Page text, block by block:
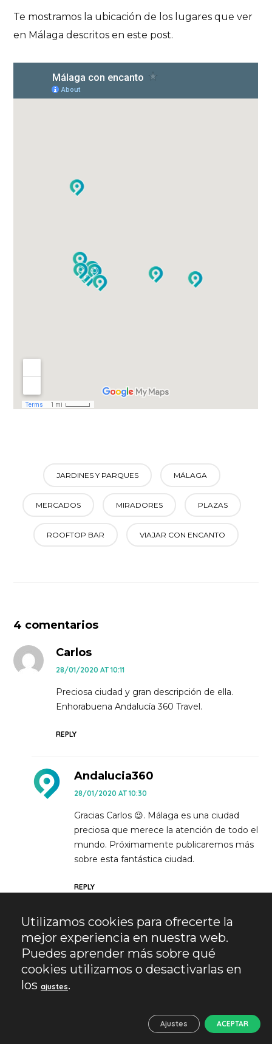
Te mostramos la ubicación de los lugares que ver
en Málaga descritos en este post.
JARDINES Y PARQUES MÁLAGA
MERCADOS MIRADORES PLAZAS
ROOFTOP BAR VIAJAR CON ENCANTO
4 comentarios
Carlos
28/01/2020 AT 10:11
Preciosa ciudad y gran descripción de ella.
Enhorabuena Andalucía 360 Travel.
REPLY
Andalucia360
28/01/2020 AT 10:30
Gracias Carlos 😉. Málaga es una ciudad
preciosa que merece la atención de todo el
mundo. Próximamente publicaremos más
sobre esta fantástica ciudad.
REPLY
Anita
09/02/2020 AT 00:02
Que ganas de visitar Malaga!! Menudo reportaje
😀😀
Utilizamos cookies para ofrecerte la
mejor experiencia en nuestra web.
Puedes aprender más sobre qué
cookies utilizamos o desactivarlas en
los ajustes.
ACEPTAR
Ajustes